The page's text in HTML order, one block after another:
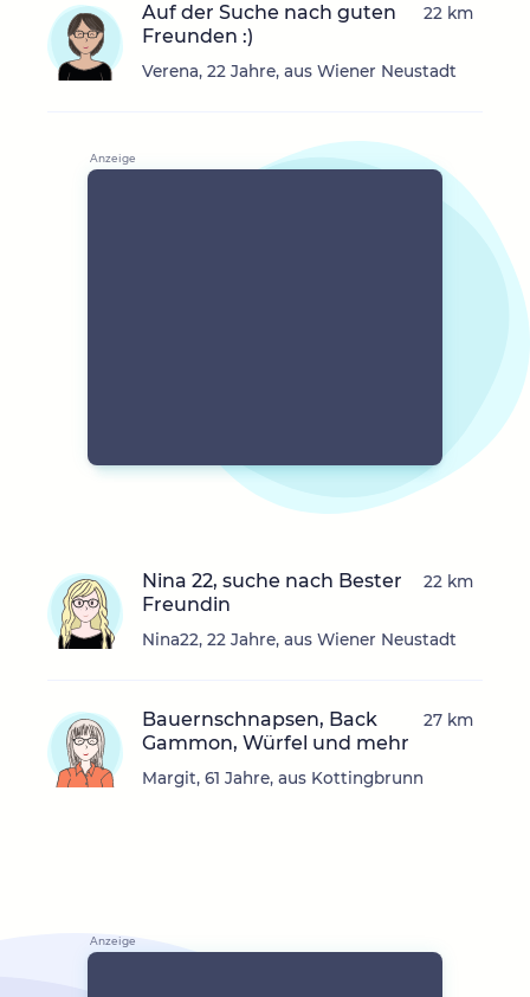
Auf der Suche nach guten
Freunden :)
Verena, 22 Jahre, aus Wiener Neustadt
22 km
Nina 22, suche nach Bester
Freundin
Nina22, 22 Jahre, aus Wiener Neustadt
22 km
Bauernschnapsen, Back
Gammon, Würfel und mehr
Margit, 61 Jahre, aus Kottingbrunn
27 km